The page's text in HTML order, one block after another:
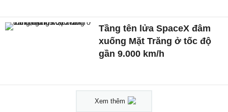
Tầng tên lửa SpaceX đâm
xuống Mặt Trăng ở tốc độ
gần 9.000 km/h
Xem thêm